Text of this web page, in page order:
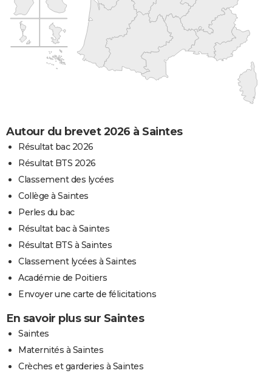
Autour du brevet 2026 à Saintes
Résultat bac 2026
Résultat BTS 2026
Classement des lycées
Collège à Saintes
Perles du bac
Résultat bac à Saintes
Résultat BTS à Saintes
Classement lycées à Saintes
Académie de Poitiers
Envoyer une carte de félicitations
En savoir plus sur Saintes
Saintes
Maternités à Saintes
Crèches et garderies à Saintes